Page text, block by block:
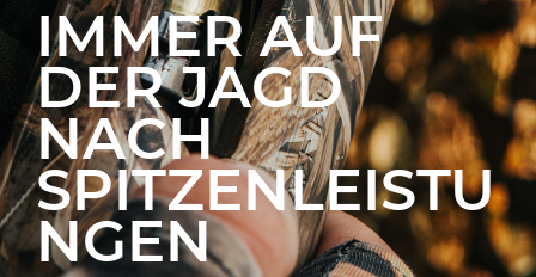
IMMER AUF
DER JAGD
NACH
SPITZENLEISTU
NGEN